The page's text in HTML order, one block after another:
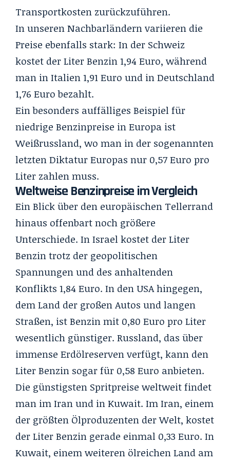
Transportkosten zurückzuführen.
In unseren Nachbarländern variieren die
Preise ebenfalls stark: In der Schweiz
kostet der Liter Benzin 1,94 Euro, während
man in Italien 1,91 Euro und in Deutschland
1,76 Euro bezahlt.
Ein besonders auffälliges Beispiel für
niedrige Benzinpreise in Europa ist
Weißrussland, wo man in der sogenannten
letzten Diktatur Europas nur 0,57 Euro pro
Liter zahlen muss.
Weltweise Benzinpreise im Vergleich
Ein Blick über den europäischen Tellerrand
hinaus offenbart noch größere
Unterschiede. In Israel kostet der Liter
Benzin trotz der geopolitischen
Spannungen und des anhaltenden
Konflikts 1,84 Euro. In den USA hingegen,
dem Land der großen Autos und langen
Straßen, ist Benzin mit 0,80 Euro pro Liter
wesentlich günstiger. Russland, das über
immense Erdölreserven verfügt, kann den
Liter Benzin sogar für 0,58 Euro anbieten.
Die günstigsten Spritpreise weltweit findet
man im Iran und in Kuwait. Im Iran, einem
der größten Ölproduzenten der Welt, kostet
der Liter Benzin gerade einmal 0,33 Euro. In
Kuwait, einem weiteren ölreichen Land am